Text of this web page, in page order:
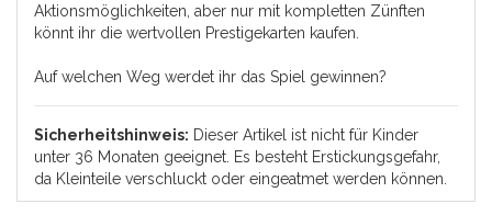
Aktionsmöglichkeiten, aber nur mit kompletten Zünften
könnt ihr die wertvollen Prestigekarten kaufen.
Auf welchen Weg werdet ihr das Spiel gewinnen?
Sicherheitshinweis: Dieser Artikel ist nicht für Kinder
unter 36 Monaten geeignet. Es besteht Erstickungsgefahr,
da Kleinteile verschluckt oder eingeatmet werden können.